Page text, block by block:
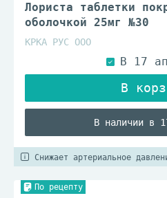
Лориста таблетки
оболочкой 25мг №30
КРКА РУС ООО
В наличии в
Снижает артериальное
По рецепту